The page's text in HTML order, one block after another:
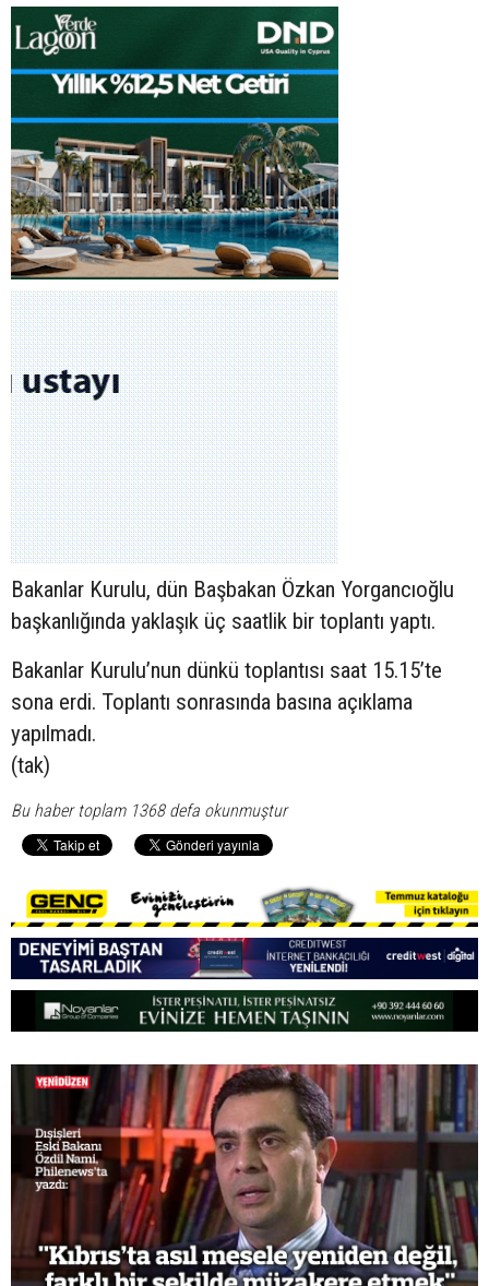
Bakanlar Kurulu, dün Başbakan Özkan Yorgancıoğlu
başkanlığında yaklaşık üç saatlik bir toplantı yaptı.
Bakanlar Kurulu’nun dünkü toplantısı saat 15.15’te
sona erdi. Toplantı sonrasında basına açıklama
yapılmadı.
(tak)
Bu haber toplam 1368 defa okunmuştur